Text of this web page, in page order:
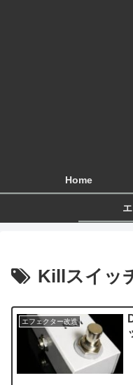
Home
Killスイッ
エフェクター改造